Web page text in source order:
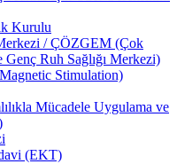
Kurulu
/ ÇÖZGEM (Çok
Ruh Sağlığı Merkezi)
Stimulation)
Mücadele Uygulama ve
(EKT)